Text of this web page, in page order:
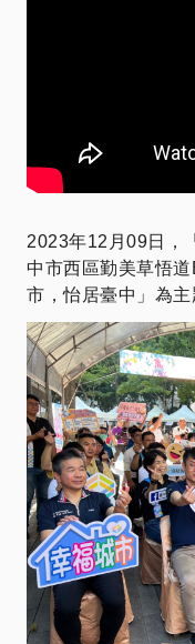
2023年12月09日，
中市西區勤美草悟
市，怡居臺中」為主